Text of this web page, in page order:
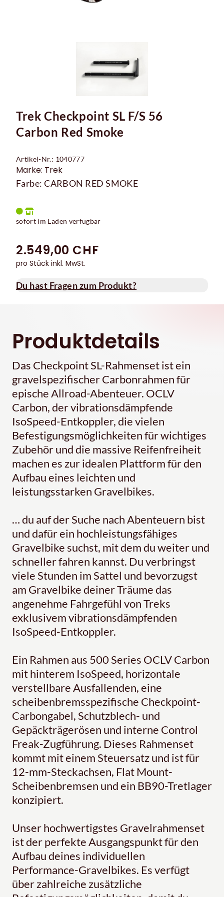
Trek Checkpoint SL F/S 56
Carbon Red Smoke
Artikel-Nr.: 1040777
Marke: Trek
Farbe: CARBON RED SMOKE
sofort im Laden verfügbar
2.549,00 CHF
pro Stück inkl. MwSt.
Du hast Fragen zum Produkt?
Produktdetails
Das Checkpoint SL-Rahmenset ist ein
gravelspezifischer Carbonrahmen für
epische Allroad-Abenteuer. OCLV
Carbon, der vibrationsdämpfende
IsoSpeed-Entkoppler, die vielen
Befestigungsmöglichkeiten für wichtiges
Zubehör und die massive Reifenfreiheit
machen es zur idealen Plattform für den
Aufbau eines leichten und
leistungsstarken Gravelbikes.
… du auf der Suche nach Abenteuern bist
und dafür ein hochleistungsfähiges
Gravelbike suchst, mit dem du weiter und
schneller fahren kannst. Du verbringst
viele Stunden im Sattel und bevorzugst
am Gravelbike deiner Träume das
angenehme Fahrgefühl von Treks
exklusivem vibrationsdämpfenden
IsoSpeed-Entkoppler.
Ein Rahmen aus 500 Series OCLV Carbon
mit hinterem IsoSpeed, horizontale
verstellbare Ausfallenden, eine
scheibenbremsspezifische Checkpoint-
Carbongabel, Schutzblech- und
Gepäckträgerösen und interne Control
Freak-Zugführung. Dieses Rahmenset
kommt mit einem Steuersatz und ist für
12-mm-Steckachsen, Flat Mount-
Scheibenbremsen und ein BB90-Tretlager
konzipiert.
Unser hochwertigstes Gravelrahmenset
ist der perfekte Ausgangspunkt für den
Aufbau deines individuellen
Performance-Gravelbikes. Es verfügt
über zahlreiche zusätzliche